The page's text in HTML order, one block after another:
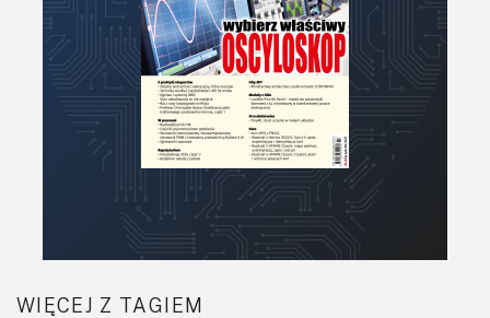
WIĘCEJ Z TAGIEM